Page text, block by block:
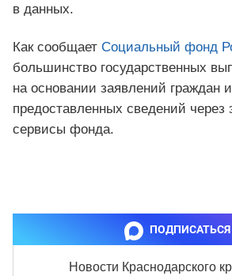
в данных.
Как сообщает Социальный фонд
большинство государственных
на основании заявлений граждан и
предоставленных сведений через
сервисы фонда.
ПОДПИСАТЬСЯ
Новости Краснодарского